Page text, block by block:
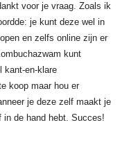
voor je vraag. Zoals ik
je kunt deze wel in
en zelfs online zijn er
kunt
kant-en-klare
koop maar hou er
je deze zelf maakt je
in de hand hebt. Succes!